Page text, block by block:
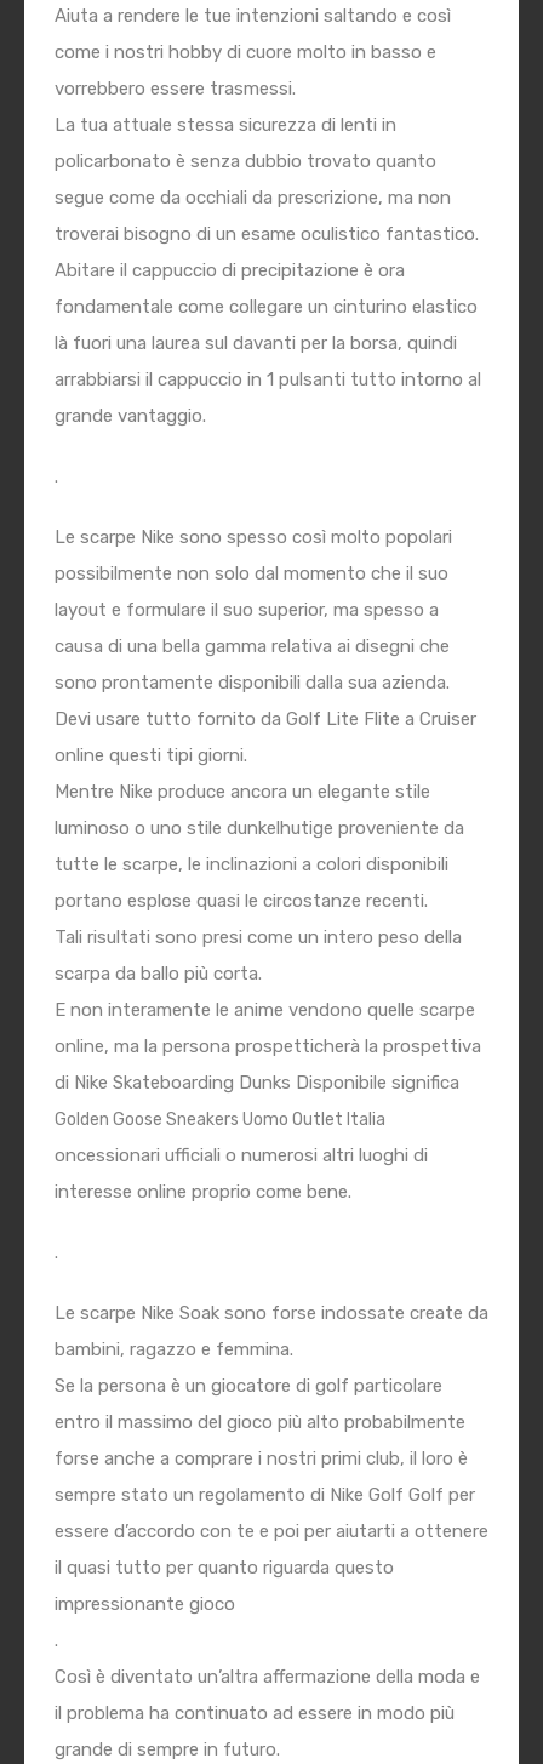
Aiuta a rendere le tue intenzioni saltando e così
come i nostri hobby di cuore molto in basso e
vorrebbero essere trasmessi.
La tua attuale stessa sicurezza di lenti in
policarbonato è senza dubbio trovato quanto
segue come da occhiali da prescrizione, ma non
troverai bisogno di un esame oculistico fantastico.
Abitare il cappuccio di precipitazione è ora
fondamentale come collegare un cinturino elastico
là fuori una laurea sul davanti per la borsa, quindi
arrabbiarsi il cappuccio in 1 pulsanti tutto intorno al
grande vantaggio.
.
Le scarpe Nike sono spesso così molto popolari
possibilmente non solo dal momento che il suo
layout e formulare il suo superior, ma spesso a
causa di una bella gamma relativa ai disegni che
sono prontamente disponibili dalla sua azienda.
Devi usare tutto fornito da Golf Lite Flite a Cruiser
online questi tipi giorni.
Mentre Nike produce ancora un elegante stile
luminoso o uno stile dunkelhutige proveniente da
tutte le scarpe, le inclinazioni a colori disponibili
portano esplose quasi le circostanze recenti.
Tali risultati sono presi come un intero peso della
scarpa da ballo più corta.
E non interamente le anime vendono quelle scarpe
online, ma la persona prospetticherà la prospettiva
di Nike Skateboarding Dunks Disponibile significa
Golden Goose Sneakers Uomo Outlet Italia
oncessionari ufficiali o numerosi altri luoghi di
interesse online proprio come bene.
.
Le scarpe Nike Soak sono forse indossate create da
bambini, ragazzo e femmina.
Se la persona è un giocatore di golf particolare
entro il massimo del gioco più alto probabilmente
forse anche a comprare i nostri primi club, il loro è
sempre stato un regolamento di Nike Golf Golf per
essere d’accordo con te e poi per aiutarti a ottenere
il quasi tutto per quanto riguarda questo
impressionante gioco
.
Così è diventato un’altra affermazione della moda e
il problema ha continuato ad essere in modo più
grande di sempre in futuro.